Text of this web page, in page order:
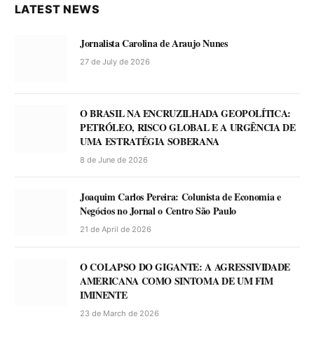
LATEST NEWS
Jornalista Carolina de Araujo Nunes
27 de July de 2026
O BRASIL NA ENCRUZILHADA GEOPOLÍTICA:
PETRÓLEO, RISCO GLOBAL E A URGÊNCIA DE
UMA ESTRATÉGIA SOBERANA
8 de June de 2026
Joaquim Carlos Pereira: Colunista de Economia e
Negócios no Jornal o Centro São Paulo
21 de April de 2026
O COLAPSO DO GIGANTE: A AGRESSIVIDADE
AMERICANA COMO SINTOMA DE UM FIM
IMINENTE
23 de March de 2026